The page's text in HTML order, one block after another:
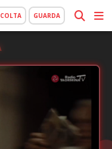
GUARDA